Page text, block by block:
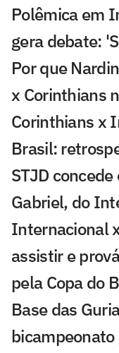
Polêmica em
gera debate:
Por que
x Corinthians
Corinthians x
Brasil:
STJD
Gabriel, do
Internacional
assistir e
pela Copa do
Base das